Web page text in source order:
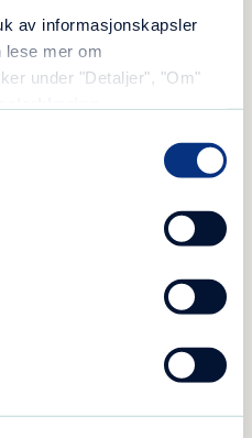
av informasjonskapsler
lese mer om
under "Detaljer", "Om"